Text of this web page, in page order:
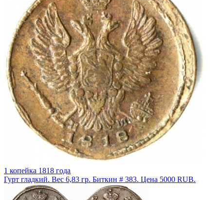
1 копейка 1818 года
Гурт гладкий. Вес 6,83 гр. Биткин # 383. Цена 5000 RUB.